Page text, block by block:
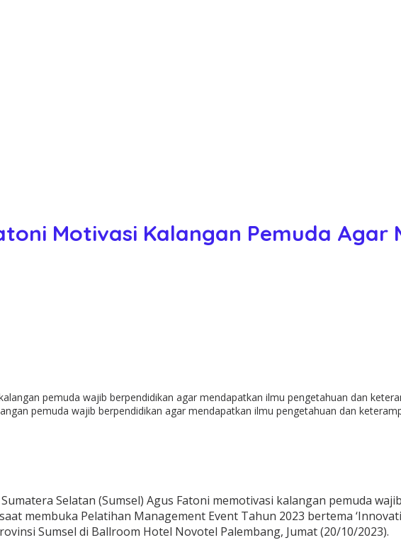
Motivasi Kalangan Pemuda Agar
pemuda wajib berpendidikan agar mendapatkan ilmu pengetahuan dan
Selatan (Sumsel) Agus Fatoni memotivasi kalangan pemuda
membuka Pelatihan Management Event Tahun 2023 bertema
Sumsel di Ballroom Hotel Novotel Palembang, Jumat (20/10/2023).